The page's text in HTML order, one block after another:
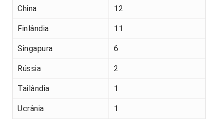
China 12
Finlândia 11
Singapura 6
Rússia 2
Tailândia 1
Ucrânia 1